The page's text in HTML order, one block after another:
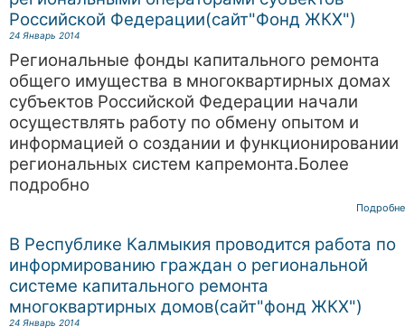
Российской Федерации(сайт"Фонд ЖКХ")
24 Январь 2014
Региональные фонды капитального ремонта
общего имущества в многоквартирных домах
субъектов Российской Федерации начали
осуществлять работу по обмену опытом и
информацией о создании и функционировании
региональных систем капремонта.Более
подробно
В Республике Калмыкия проводится работа по
информированию граждан о региональной
системе капитального ремонта
многоквартирных домов(сайт"фонд ЖКХ")
24 Январь 2014